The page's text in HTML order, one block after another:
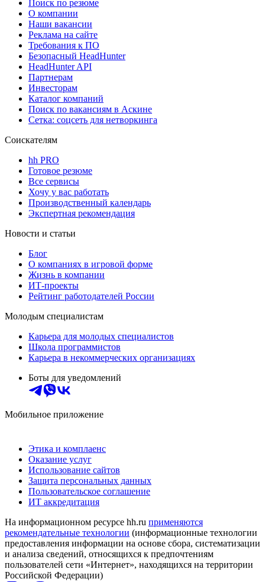
Поиск по резюме
О компании
Наши вакансии
Реклама на сайте
Требования к ПО
Безопасный HeadHunter
HeadHunter API
Партнерам
Инвесторам
Каталог компаний
Поиск по вакансиям в Аскине
Сетка: соцсеть для нетворкинга
Соискателям
hh PRO
Готовое резюме
Все сервисы
Хочу у вас работать
Производственный календарь
Экспертная рекомендация
Новости и статьи
Блог
О компаниях в игровой форме
Жизнь в компании
ИТ-проекты
Рейтинг работодателей России
Молодым специалистам
Карьера для молодых специалистов
Школа программистов
Карьера в некоммерческих организациях
Боты для уведомлений
Мобильное приложение
Этика и комплаенс
Оказание услуг
Использование сайтов
Защита персональных данных
Пользовательское соглашение
ИТ аккредитация
На информационном ресурсе hh.ru применяются
рекомендательные технологии (информационные технологии
предоставления информации на основе сбора, систематизации
и анализа сведений, относящихся к предпочтениям
пользователей сети «Интернет», находящихся на территории
Российской Федерации)